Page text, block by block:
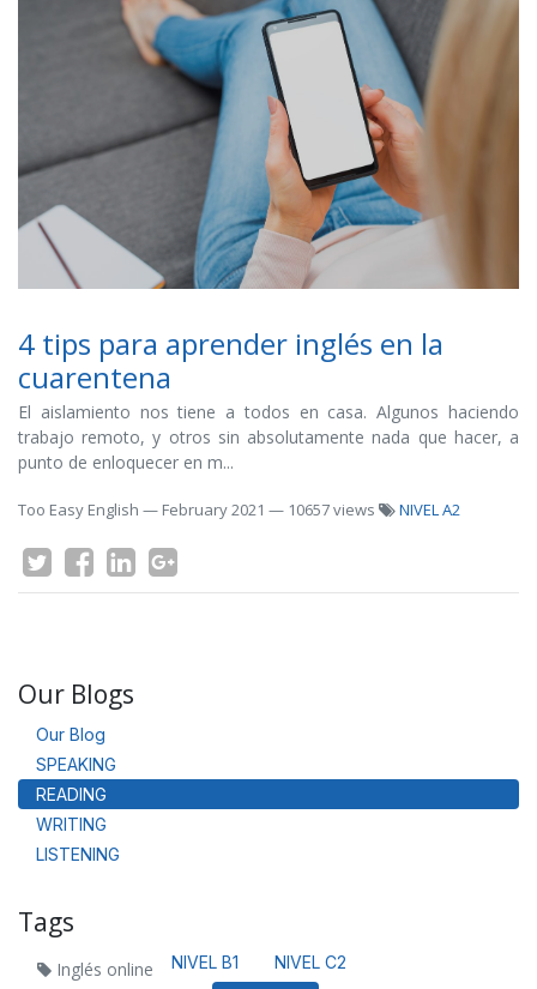
4 tips para aprender inglés en la
cuarentena
El aislamiento nos tiene a todos en casa. Algunos haciendo
trabajo remoto, y otros sin absolutamente nada que hacer, a
punto de enloquecer en m...
Too Easy English — February 2021 — 10657 views NIVEL A2
Our Blogs
Our Blog
SPEAKING
READING
WRITING
LISTENING
Tags
Inglés online NIVEL B1
NIVEL C2